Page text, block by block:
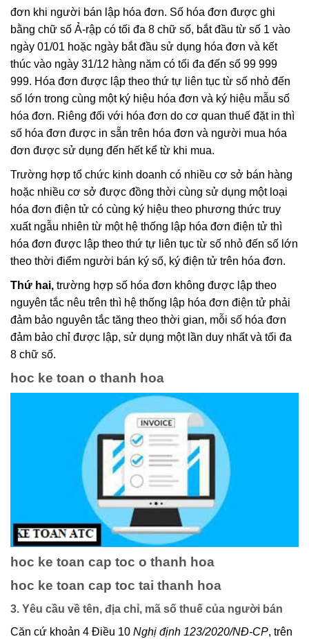
đơn khi người bán lập hóa đơn. Số hóa đơn được ghi
bằng chữ số Ả-rập có tối đa 8 chữ số, bắt đầu từ số 1 vào
ngày 01/01 hoặc ngày bắt đầu sử dụng hóa đơn và kết
thúc vào ngày 31/12 hàng năm có tối đa đến số 99 999
999. Hóa đơn được lập theo thứ tự liên tục từ số nhỏ đến
số lớn trong cùng một ký hiệu hóa đơn và ký hiệu mẫu số
hóa đơn. Riêng đối với hóa đơn do cơ quan thuế đặt in thì
số hóa đơn được in sẵn trên hóa đơn và người mua hóa
đơn được sử dụng đến hết kể từ khi mua.
Trường hợp tổ chức kinh doanh có nhiều cơ sở bán hàng
hoặc nhiều cơ sở được đồng thời cùng sử dụng một loại
hóa đơn điện tử có cùng ký hiệu theo phương thức truy
xuất ngẫu nhiên từ một hệ thống lập hóa đơn điện tử thì
hóa đơn được lập theo thứ tự liên tục từ số nhỏ đến số lớn
theo thời điểm người bán ký số, ký điện tử trên hóa đơn.
Thứ hai, trường hợp số hóa đơn không được lập theo
nguyên tắc nêu trên thì hệ thống lập hóa đơn điện tử phải
đảm bảo nguyên tắc tăng theo thời gian, mỗi số hóa đơn
đảm bảo chỉ được lập, sử dụng một lần duy nhất và tối đa
8 chữ số.
hoc ke toan o thanh hoa
hoc ke toan cap toc o thanh hoa
hoc ke toan cap toc tai thanh hoa
3. Yêu cầu về tên, địa chỉ, mã số thuế của người bán
Căn cứ khoản 4 Điều 10 Nghị định 123/2020/NĐ-CP, trên